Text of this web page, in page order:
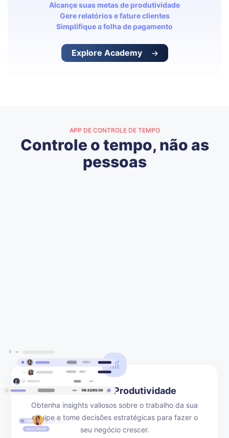
Alcançe suas metas de produtividade
Gere relatórios e fature clientes
Simplifique a folha de pagamento
Explore Academy
APP DE CONTROLE DE TEMPO
Controle o tempo, não as
pessoas
Relatórios de Produtividade
Obtenha insights valiosos sobre o trabalho da sua
equipe e tome decisões estratégicas para fazer o
seu negócio crescer.